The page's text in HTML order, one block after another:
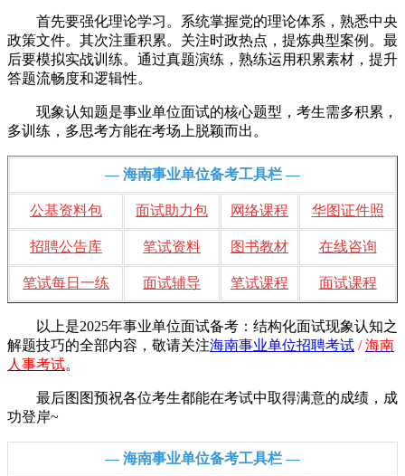
首先要强化理论学习。系统掌握党的理论体系，熟悉中央
政策文件。其次注重积累。关注时政热点，提炼典型案例。最
后要模拟实战训练。通过真题演练，熟练运用积累素材，提升
答题流畅度和逻辑性。
现象认知题是事业单位面试的核心题型，考生需多积累，
多训练，多思考方能在考场上脱颖而出。
— 海南事业单位备考工具栏 —
公基资料包 面试助力包 网络课程 华图证件照
招聘公告库 笔试资料 图书教材 在线咨询
笔试每日一练 面试辅导 笔试课程 面试课程
以上是2025年事业单位面试备考：结构化面试现象认知之
解题技巧的全部内容，敬请关注海南事业单位招聘考试 /海南
人事考试。
最后图图预祝各位考生都能在考试中取得满意的成绩，成
功登岸~
— 海南事业单位备考工具栏 —